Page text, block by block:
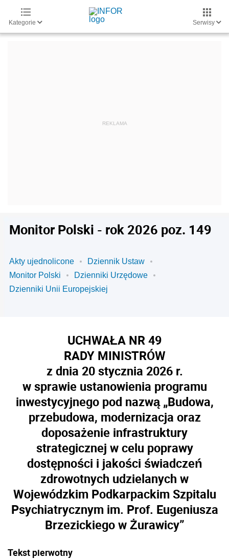
Kategorie Serwisy
Monitor Polski - rok 2026 poz. 149
Akty ujednolicone
Dziennik Ustaw
Monitor Polski
Dzienniki Urzędowe
Dzienniki Unii Europejskiej
UCHWAŁA NR 49
RADY MINISTRÓW
z dnia 20 stycznia 2026 r.
w sprawie ustanowienia programu
inwestycyjnego pod nazwą „Budowa,
przebudowa, modernizacja oraz
doposażenie infrastruktury
strategicznej w celu poprawy
dostępności i jakości świadczeń
zdrowotnych udzielanych w
Wojewódzkim Podkarpackim Szpitalu
Psychiatrycznym im. Prof. Eugeniusza
Brzezickiego w Żurawicy”
Tekst pierwotny